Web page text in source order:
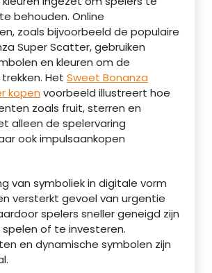
behouden. Online
zoals bijvoorbeeld de populaire
Super Scatter, gebruiken
en kleuren om de
Het Sweet Bonanza
kopen voorbeeld illustreert hoe
zoals fruit, sterren en
alleen de spelervaring
ook impulsaankopen
van symboliek in digitale vorm
versterkt gevoel van urgentie
spelers sneller geneigd zijn
of te investeren.
en dynamische symbolen zijn